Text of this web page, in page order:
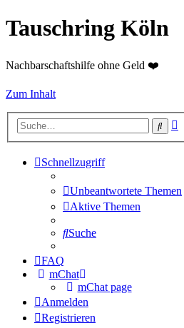
Tauschring Köln
Nachbarschaftshilfe ohne Geld ❤️
Zum Inhalt
Suche
Schnellzugriff
Unbeantwortete Themen
Aktive Themen
Suche
FAQ
mChat
mChat page
Anmelden
Registrieren